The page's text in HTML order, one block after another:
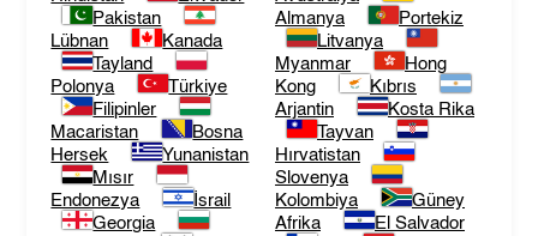
Pakistan
Lübnan
Kanada
Tayland
Polonya
Türkiye
Filipinler
Macaristan
Bosna
Hersek
Yunanistan
Mısır
Endonezya
İsrail
Georgia
Almanya
Portekiz
Litvanya
Myanmar
Hong
Kong
Kıbrıs
Arjantin
Kosta Rika
Tayvan
Hırvatistan
Slovenya
Kolombiya
Güney
Afrika
El Salvador